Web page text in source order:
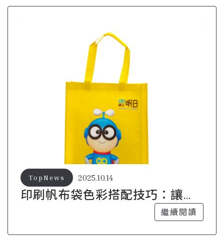
印刷帆布袋色彩搭配技巧：讓你
2025.10.14
TopNews
繼續閱讀